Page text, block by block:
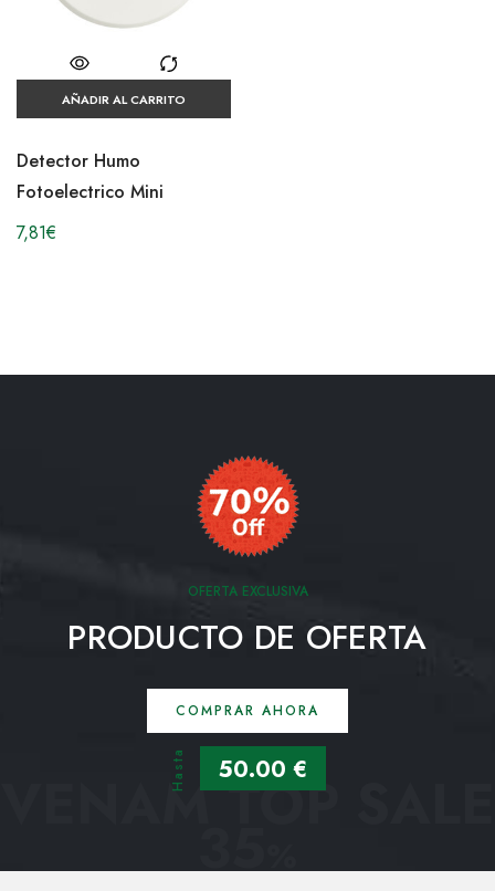
AÑADIR AL CARRITO
Detector Humo
Fotoelectrico Mini
7,81€
OFERTA EXCLUSIVA
PRODUCTO DE OFERTA
COMPRAR AHORA
Hasta 50.00 €
VENAM TOP SALE
35